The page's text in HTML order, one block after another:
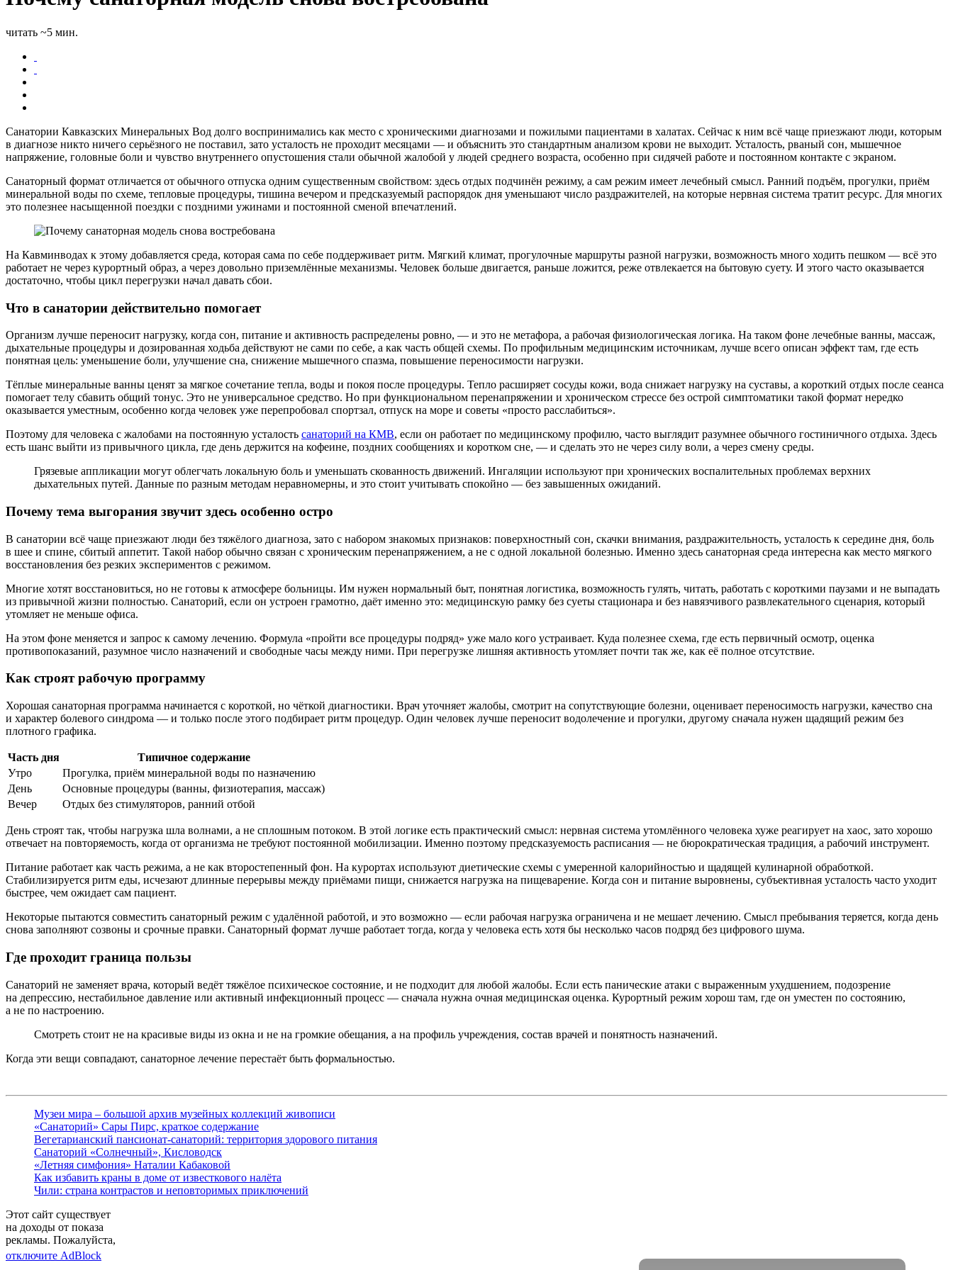
читать ~5 мин.
Санатории Кавказских Минеральных Вод долго воспринимались как место с хроническими диагнозами и пожилыми пациентами в халатах. Сейчас к ним всё чаще приезжают люди, которым
в диагнозе никто ничего серьёзного не поставил, зато усталость не проходит месяцами — и объяснить это стандартным анализом крови не выходит. Усталость, рваный сон, мышечное
напряжение, головные боли и чувство внутреннего опустошения стали обычной жалобой у людей среднего возраста, особенно при сидячей работе и постоянном контакте с экраном.
Санаторный формат отличается от обычного отпуска одним существенным свойством: здесь отдых подчинён режиму, а сам режим имеет лечебный смысл. Ранний подъём, прогулки, приём
минеральной воды по схеме, тепловые процедуры, тишина вечером и предсказуемый распорядок дня уменьшают число раздражителей, на которые нервная система тратит ресурс. Для многих
это полезнее насыщенной поездки с поздними ужинами и постоянной сменой впечатлений.
На Кавминводах к этому добавляется среда, которая сама по себе поддерживает ритм. Мягкий климат, прогулочные маршруты разной нагрузки, возможность много ходить пешком — всё это
работает не через курортный образ, а через довольно приземлённые механизмы. Человек больше двигается, раньше ложится, реже отвлекается на бытовую суету. И этого часто оказывается
достаточно, чтобы цикл перегрузки начал давать сбои.
Что в санатории действительно помогает
Организм лучше переносит нагрузку, когда сон, питание и активность распределены ровно, — и это не метафора, а рабочая физиологическая логика. На таком фоне лечебные ванны, массаж,
дыхательные процедуры и дозированная ходьба действуют не сами по себе, а как часть общей схемы. По профильным медицинским источникам, лучше всего описан эффект там, где есть
понятная цель: уменьшение боли, улучшение сна, снижение мышечного спазма, повышение переносимости нагрузки.
Тёплые минеральные ванны ценят за мягкое сочетание тепла, воды и покоя после процедуры. Тепло расширяет сосуды кожи, вода снижает нагрузку на суставы, а короткий отдых после сеанса
помогает телу сбавить общий тонус. Это не универсальное средство. Но при функциональном перенапряжении и хроническом стрессе без острой симптоматики такой формат нередко
оказывается уместным, особенно когда человек уже перепробовал спортзал, отпуск на море и советы «просто расслабиться».
Поэтому для человека с жалобами на постоянную усталость санаторий на КМВ, если он работает по медицинскому профилю, часто выглядит разумнее обычного гостиничного отдыха. Здесь
есть шанс выйти из привычного цикла, где день держится на кофеине, поздних сообщениях и коротком сне, — и сделать это не через силу воли, а через смену среды.
Грязевые аппликации могут облегчать локальную боль и уменьшать скованность движений. Ингаляции используют при хронических воспалительных проблемах верхних
дыхательных путей. Данные по разным методам неравномерны, и это стоит учитывать спокойно — без завышенных ожиданий.
Почему тема выгорания звучит здесь особенно остро
В санатории всё чаще приезжают люди без тяжёлого диагноза, зато с набором знакомых признаков: поверхностный сон, скачки внимания, раздражительность, усталость к середине дня, боль
в шее и спине, сбитый аппетит. Такой набор обычно связан с хроническим перенапряжением, а не с одной локальной болезнью. Именно здесь санаторная среда интересна как место мягкого
восстановления без резких экспериментов с режимом.
Многие хотят восстановиться, но не готовы к атмосфере больницы. Им нужен нормальный быт, понятная логистика, возможность гулять, читать, работать с короткими паузами и не выпадать
из привычной жизни полностью. Санаторий, если он устроен грамотно, даёт именно это: медицинскую рамку без суеты стационара и без навязчивого развлекательного сценария, который
утомляет не меньше офиса.
На этом фоне меняется и запрос к самому лечению. Формула «пройти все процедуры подряд» уже мало кого устраивает. Куда полезнее схема, где есть первичный осмотр, оценка
противопоказаний, разумное число назначений и свободные часы между ними. При перегрузке лишняя активность утомляет почти так же, как её полное отсутствие.
Как строят рабочую программу
Хорошая санаторная программа начинается с короткой, но чёткой диагностики. Врач уточняет жалобы, смотрит на сопутствующие болезни, оценивает переносимость нагрузки, качество сна
и характер болевого синдрома — и только после этого подбирает ритм процедур. Один человек лучше переносит водолечение и прогулки, другому сначала нужен щадящий режим без
плотного графика.
Часть дня
Типичное содержание
Утро
Прогулка, приём минеральной воды по назначению
День
Основные процедуры (ванны, физиотерапия, массаж)
Вечер
Отдых без стимуляторов, ранний отбой
День строят так, чтобы нагрузка шла волнами, а не сплошным потоком. В этой логике есть практический смысл: нервная система утомлённого человека хуже реагирует на хаос, зато хорошо
отвечает на повторяемость, когда от организма не требуют постоянной мобилизации. Именно поэтому предсказуемость расписания — не бюрократическая традиция, а рабочий инструмент.
Питание работает как часть режима, а не как второстепенный фон. На курортах используют диетические схемы с умеренной калорийностью и щадящей кулинарной обработкой.
Стабилизируется ритм еды, исчезают длинные перерывы между приёмами пищи, снижается нагрузка на пищеварение. Когда сон и питание выровнены, субъективная усталость часто уходит
быстрее, чем ожидает сам пациент.
Некоторые пытаются совместить санаторный режим с удалённой работой, и это возможно — если рабочая нагрузка ограничена и не мешает лечению. Смысл пребывания теряется, когда день
снова заполняют созвоны и срочные правки. Санаторный формат лучше работает тогда, когда у человека есть хотя бы несколько часов подряд без цифрового шума.
Где проходит граница пользы
Санаторий не заменяет врача, который ведёт тяжёлое психическое состояние, и не подходит для любой жалобы. Если есть панические атаки с выраженным ухудшением, подозрение
на депрессию, нестабильное давление или активный инфекционный процесс — сначала нужна очная медицинская оценка. Курортный режим хорош там, где он уместен по состоянию,
а не по настроению.
Смотреть стоит не на красивые виды из окна и не на громкие обещания, а на профиль учреждения, состав врачей и понятность назначений.
Когда эти вещи совпадают, санаторное лечение перестаёт быть формальностью.
Музеи мира – большой архив музейных коллекций живописи
«Санаторий» Сары Пирс, краткое содержание
Вегетарианский пансионат-санаторий: территория здорового питания
Санаторий «Солнечный», Кисловодск
«Летняя симфония» Наталии Кабаковой
Как избавить краны в доме от известкового налёта
Чили: страна контрастов и неповторимых приключений
Этот сайт существует
на доходы от показа
рекламы. Пожалуйста,
отключите AdBlock